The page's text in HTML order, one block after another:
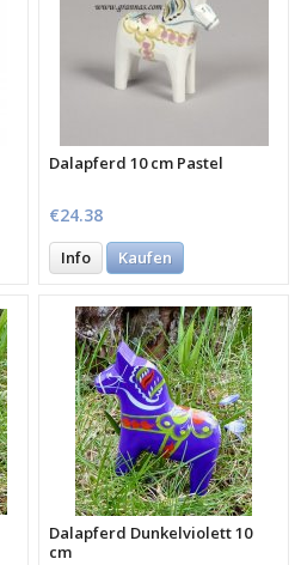
Dalapferd 10 cm Pastel
€24.38
Info Kaufen
Dalapferd Dunkelviolett 10
cm